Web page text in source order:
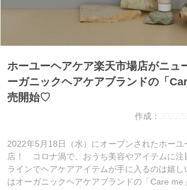
ホーユーヘアケア楽天市場店がニュ
ーガニックヘアケアブランドの「
売開始♡
作成：
2022年5月18日（水）にオープンされたホー
店！ コロナ渦で、おうち美容やアイテムに注
ラインでヘアケアアイテムが手に入るのは嬉
はオーガニックヘアケアブランドの「Care me